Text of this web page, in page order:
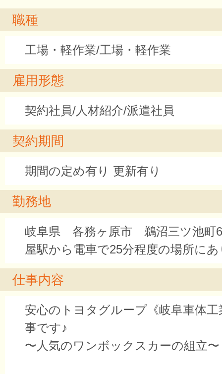
職種
工場・軽作業/工場・軽作業
雇用形態
契約社員/人材紹介/派遣社員
契約期間
期間の定め有り 更新有り
勤務地
岐阜県 各務ヶ原市 鵜沼三ツ池町
屋駅から電車で25分程度の場所に
仕事内容
安心のトヨタグループ《岐阜車体
事です♪
〜人気のワンボックスカーの組立〜